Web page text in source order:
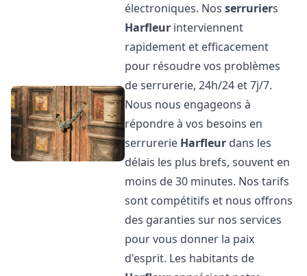
électroniques. Nosserruriers
Harfleur interviennent
rapidement et efficacement
pour résoudre vos problèmes
de serrurerie, 24h/24 et 7j/7.
Nous nous engageons à
répondre à vos besoins en
serrurerie Harfleur dans les
délais les plus brefs, souvent en
moins de 30 minutes. Nos tarifs
sont compétitifs et nous offrons
des garanties sur nos services
pour vous donner la paix
d'esprit. Les habitants de